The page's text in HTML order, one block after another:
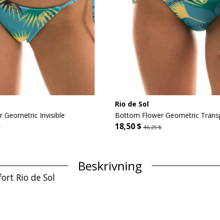
Invisible
Rio de Sol
Bottom Flower Geometric
18,50 $ 46,25 $
Beskrivning
Rio de Sol